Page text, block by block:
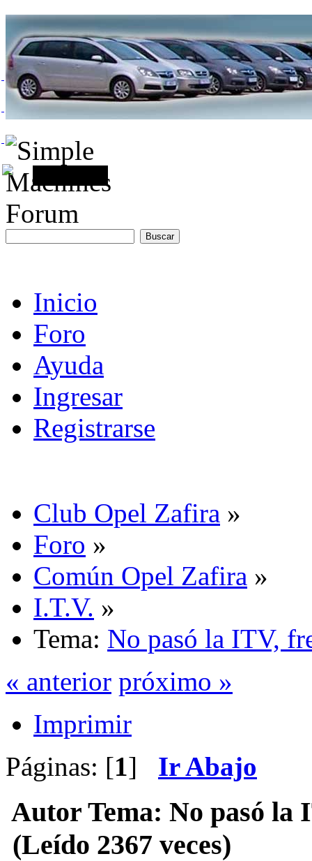
Inicio
Foro
Ayuda
Ingresar
Registrarse
Club Opel Zafira »
Foro »
Común Opel Zafira »
I.T.V. »
Tema: No pasó la ITV,
« anterior próximo »
Imprimir
Páginas: [1] Ir Abajo
Autor Tema: No pasó la
(Leído 2367 veces)